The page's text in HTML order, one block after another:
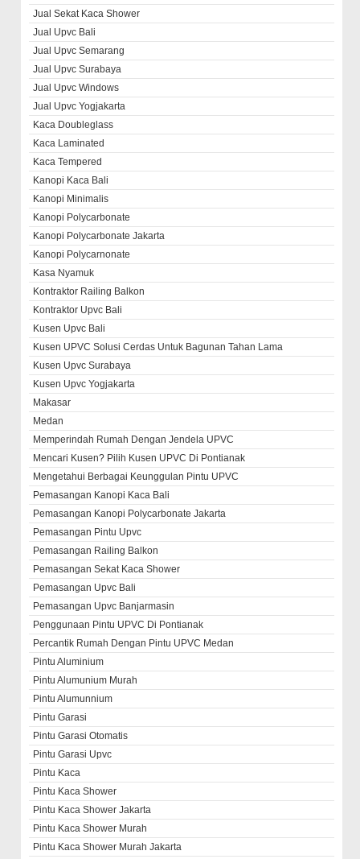
Jual Sekat Kaca Shower
Jual Upvc Bali
Jual Upvc Semarang
Jual Upvc Surabaya
Jual Upvc Windows
Jual Upvc Yogjakarta
Kaca Doubleglass
Kaca Laminated
Kaca Tempered
Kanopi Kaca Bali
Kanopi Minimalis
Kanopi Polycarbonate
Kanopi Polycarbonate Jakarta
Kanopi Polycarnonate
Kasa Nyamuk
Kontraktor Railing Balkon
Kontraktor Upvc Bali
Kusen Upvc Bali
Kusen UPVC Solusi Cerdas Untuk Bagunan Tahan Lama
Kusen Upvc Surabaya
Kusen Upvc Yogjakarta
Makasar
Medan
Memperindah Rumah Dengan Jendela UPVC
Mencari Kusen? Pilih Kusen UPVC Di Pontianak
Mengetahui Berbagai Keunggulan Pintu UPVC
Pemasangan Kanopi Kaca Bali
Pemasangan Kanopi Polycarbonate Jakarta
Pemasangan Pintu Upvc
Pemasangan Railing Balkon
Pemasangan Sekat Kaca Shower
Pemasangan Upvc Bali
Pemasangan Upvc Banjarmasin
Penggunaan Pintu UPVC Di Pontianak
Percantik Rumah Dengan Pintu UPVC Medan
Pintu Aluminium
Pintu Alumunium Murah
Pintu Alumunnium
Pintu Garasi
Pintu Garasi Otomatis
Pintu Garasi Upvc
Pintu Kaca
Pintu Kaca Shower
Pintu Kaca Shower Jakarta
Pintu Kaca Shower Murah
Pintu Kaca Shower Murah Jakarta